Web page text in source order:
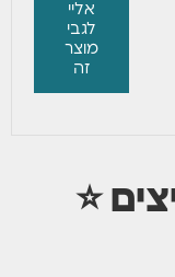
אליי
לגבי
מוצר
זה
⭐